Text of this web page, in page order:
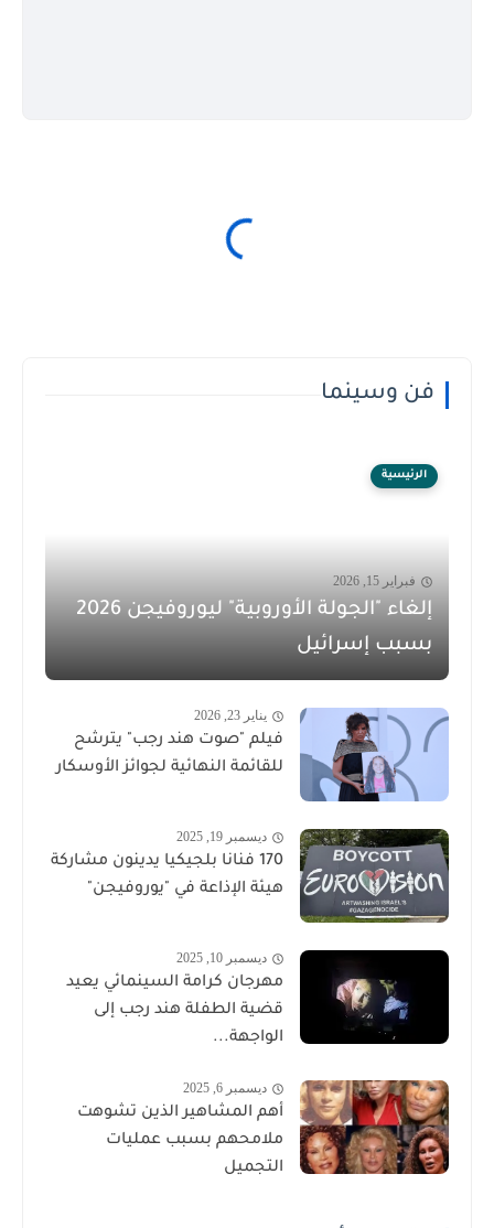
فن وسينما
الرئيسية
فبراير 15, 2026
إلغاء "الجولة الأوروبية" ليوروفيجن 2026
بسبب إسرائيل
يناير 23, 2026
فيلم "صوت هند رجب" يترشح
للقائمة النهائية لجوائز الأوسكار
ديسمبر 19, 2025
170 فنانا بلجيكيا يدينون مشاركة
هيئة الإذاعة في "يوروفيجن"
ديسمبر 10, 2025
مهرجان كرامة السينمائي يعيد
قضية الطفلة هند رجب إلى
الواجهة...
ديسمبر 6, 2025
أهم المشاهير الذين تشوهت
ملامحهم بسبب عمليات
التجميل